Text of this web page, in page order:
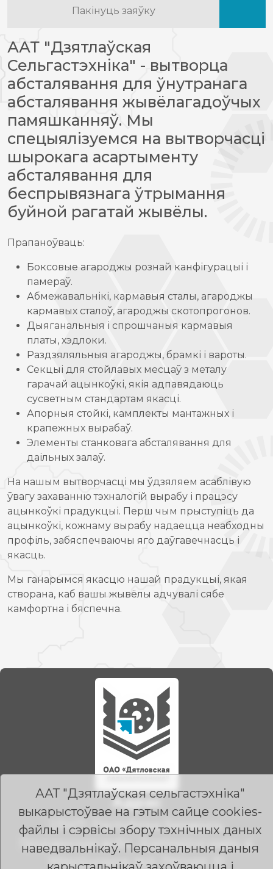
Пакінуць заяўку
ААТ "Дзятлаўская
Сельгастэхніка" - вытворца
абсталявання для ўнутранага
абсталявання жывёлагадоўчых
памяшканняў. Мы
спецыялізуемся на вытворчасці
шырокага асартыменту
абсталявання для
беспрывязнага ўтрымання
буйной рагатай жывёлы.
Прапаноўваць:
Боксовые агароджы рознай канфігурацыі і
памераў.
Абмежавальнікі, кармавыя сталы, агароджы
кармавых сталоў, агароджы скотопрогонов.
Дыяганальныя і спрошчаныя кармавыя
платы, хэдлоки.
Раздзяляльныя агароджы, брамкі і вароты.
Секцыі для стойлавых месцаў з металу
гарачай ацынкоўкі, якія адпавядаюць
сусветным стандартам якасці.
Апорныя стойкі, камплекты мантажных і
крапежных вырабаў.
Элементы станковага абсталявання для
даільных залаў.
На нашым вытворчасці мы ўдзяляем асаблівую
ўвагу захаванню тэхналогій вырабу і працэсу
ацынкоўкі прадукцыі. Перш чым прыступіць да
ацынкоўкі, кожнаму вырабу надаецца неабходны
профіль, забяспечваючы яго даўгавечнасць і
якасць.
Мы ганарымся якасцю нашай прадукцыі, якая
створана, каб вашы жывёлы адчувалі сябе
камфортна і бяспечна.
ААТ "Дзятлаўская сельгастэхніка"
выкарыстоўвае на гэтым сайце cookies-
файлы і сэрвісы збору тэхнічных даных
наведвальнікаў. Персанальныя даныя
Адрас
231471, Рэспубліка Беларусь,
Гродзенская вобл., Дзятлаўскі раён, в.
Міроўшчына, вул. Лясная, 10